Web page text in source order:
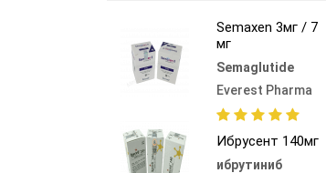
Semaxen 3мг / 7
мг
Semaglutide
Everest Pharma
Ибрусент 140мг
ибрутиниб